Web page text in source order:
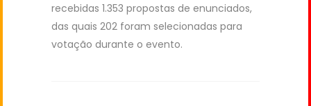
recebidas 1.353 propostas de enunciados,
das quais 202 foram selecionadas para
votação durante o evento.